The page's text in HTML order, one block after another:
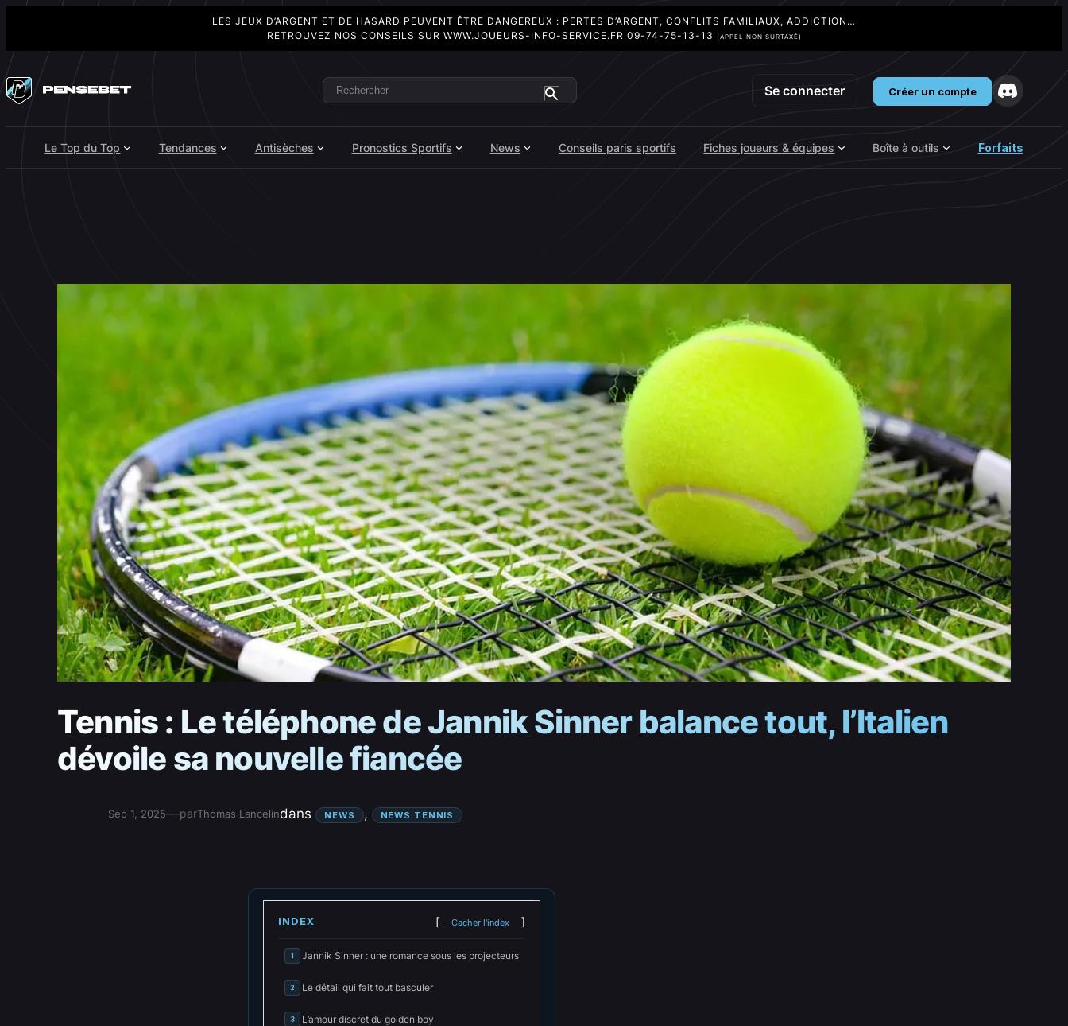
LES JEUX D’ARGENT ET DE HASARD PEUVENT ÊTRE DANGEREUX : PERTES D’ARGENT, CONFLITS FAMILIAUX, ADDICTION…
RETROUVEZ NOS CONSEILS SUR WWW.JOUEURS-INFO-SERVICE.FR 09-74-75-13-13 (APPEL NON SURTAXÉ)
au
contenu
Rechercher Se connecter Créer un compte
Le Top du Top Tendances Antisèches Pronostics Sportifs News Conseils paris sportifs Fiches joueurs & équipes Boîte à outils Forfaits
Tennis : Le téléphone de Jannik Sinner balance tout, l’Italien
dévoile sa nouvelle fiancée
Sep 1, 2025—parThomas Lancelindans NEWS , NEWS TENNIS
INDEX Cacher l'index
1 Jannik Sinner : une romance sous les projecteurs
2 Le détail qui fait tout basculer
3 L’amour discret du golden boy